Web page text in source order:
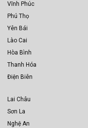
Vĩnh Phúc
Phú Thọ
Yên Bái
Lào Cai
Hòa Bình
Thanh Hóa
Điện Biên
Lai Châu
Sơn La
Nghệ An